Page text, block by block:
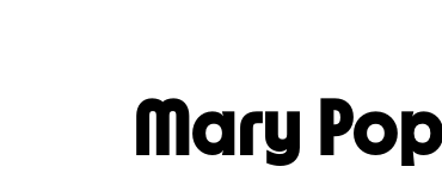
Mary